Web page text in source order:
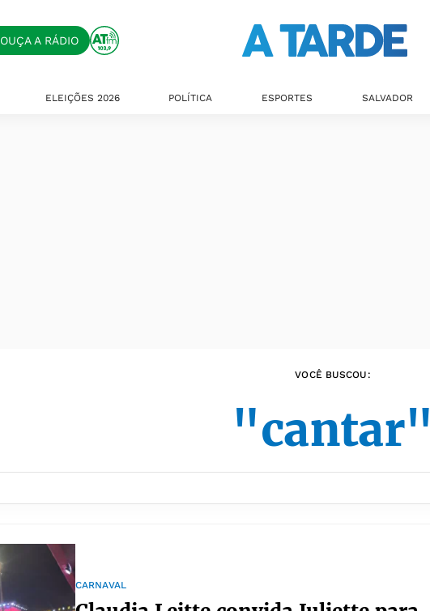
OUÇA A RÁDIO
ELEIÇÕES 2026 POLÍTICA ESPORTES SALVADOR
VOCÊ BUSCOU:
"cantar"
CARNAVAL